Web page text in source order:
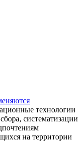
технологии
систематизации
на территории